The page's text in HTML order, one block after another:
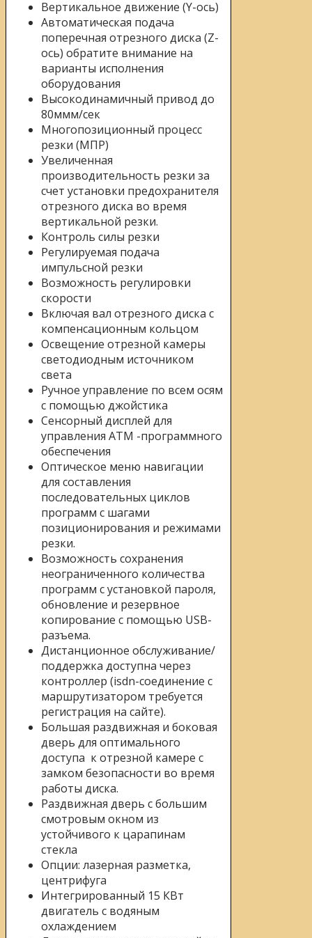
Вертикальное движение (Y-ось)
Автоматическая подача
поперечная отрезного диска (Z-
ось) обратите внимание на
варианты исполнения
оборудования
Высокодинамичный привод до
80ммм/сек
Многопозиционный процесс
резки (МПР)
Увеличенная
производительность резки за
счет установки предохранителя
отрезного диска во время
вертикальной резки.
Контроль силы резки
Регулируемая подача
импульсной резки
Возможность регулировки
скорости
Включая вал отрезного диска с
компенсационным кольцом
Освещение отрезной камеры
светодиодным источником
света
Ручное управление по всем осям
с помощью джойстика
Сенсорный дисплей для
управления ATM -программного
обеспечения
Оптическое меню навигации
для составления
последовательных циклов
программ с шагами
позиционирования и режимами
резки.
Возможность сохранения
неограниченного количества
программ с установкой пароля,
обновление и резервное
копирование с помощью USB-
разъема.
Дистанционное обслуживание/
поддержка доступна через
контроллер (isdn-соединение с
маршрутизатором требуется
регистрация на сайте).
Большая раздвижная и боковая
дверь для оптимального
доступа к отрезной камере с
замком безопасности во время
работы диска.
Раздвижная дверь с большим
смотровым окном из
устойчивого к царапинам
стекла
Опции: лазерная разметка,
центрифуга
Интегрированный 15 КВт
двигатель с водяным
охлаждением